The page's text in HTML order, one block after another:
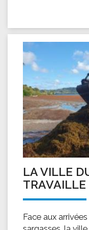
LA VILLE
TRAVAILLE
Face aux